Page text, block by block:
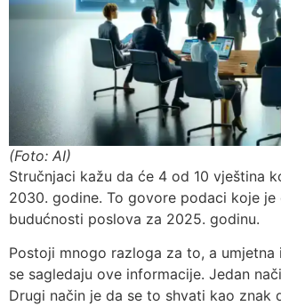
(Foto: AI)
Stručnjaci kažu da će 4 od 10 vještina
2030. godine. To govore podaci koje
budućnosti poslova za 2025. godinu.
Postoji mnogo razloga za to, a
se sagledaju ove informacije. Jedan
Drugi način je da se to shvati kao